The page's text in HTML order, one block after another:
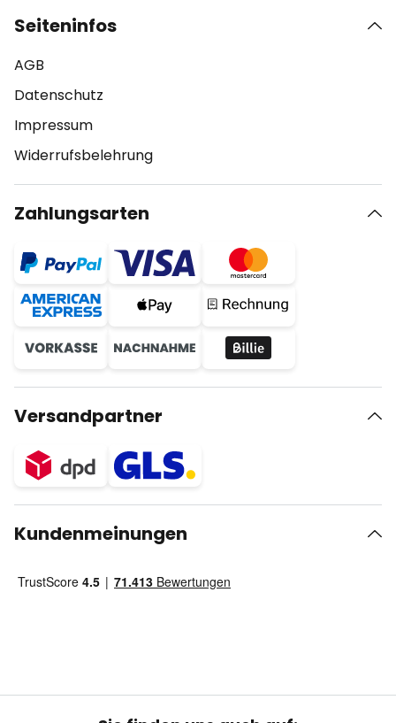
Seiteninfos
AGB
Datenschutz
Impressum
Widerrufsbelehrung
Zahlungsarten
Versandpartner
Kundenmeinungen